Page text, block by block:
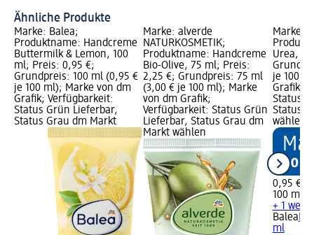
Ähnliche Produkte
Marke: Balea;
Produktname: Handcreme
Buttermilk & Lemon, 100
ml; Preis: 0,95 €;
Grundpreis: 100 ml (0,95 €
je 100 ml); Marke von dm
Grafik; Verfügbarkeit:
Status Grün Lieferbar,
Status Grau dm Markt
Marke: alverde
NATURKOSMETIK;
Produktname: Handcreme
Bio-Olive, 75 ml; Preis:
2,25 €; Grundpreis: 75 ml
(3,00 € je 100 ml); Marke
von dm Grafik;
Verfügbarkeit: Status Grün
Lieferbar, Status Grau dm
Markt wählen
Marke:
Urea,
je 100
Grafik;
Status
Status
wählen
0,95 €
100 ml
+ 1
Balea
ml